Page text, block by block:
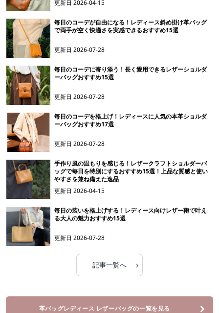
更新日2026-04-15
毎日のコーデが自由になる！レディース斜め掛け革バッグ
で両手が空く快適さを実感できるおすすめ15選
更新日2026-07-28
毎日のコーデに寄り添う！長く愛用できるレザーショルダ
ーバッグおすすめ15選
更新日2026-07-28
毎日のコーデを格上げ！レディースに人気の本革ショルダ
ーバッグおすすめ17選
更新日2026-07-28
手作り風の温もりを感じる！レザークラフトショルダーバ
ッグで毎日を特別にするおすすめ15選！上品な質感と使い
やすさを兼ね備えた逸品
更新日2026-04-15
毎日の装いを格上げする！レディース向けレザー鞄で叶え
る大人の魅力おすすめ15選
更新日2026-07-28
記事一覧へ ›
革バッグレディース レザーバッグの一覧を見る